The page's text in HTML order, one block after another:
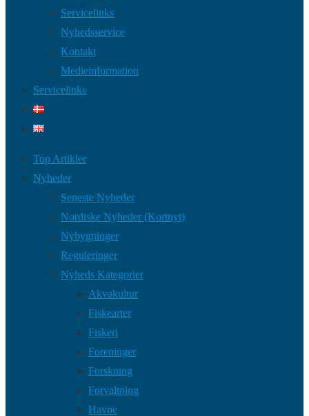
Servicelinks
Nyhedsservice
Kontakt
Medieinformation
Servicelinks
Top Artikler
Nyheder
Seneste Nyheder
Nordiske Nyheder (Kortnyt)
Nybygninger
Reguleringer
Nyheds Kategorier
Akvakultur
Fiskearter
Fiskeri
Foreninger
Forskning
Forvaltning
Havne